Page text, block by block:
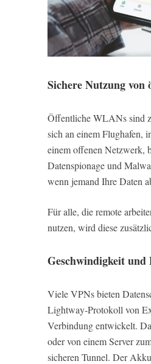
Sichere Nutzung
Öffentliche WLANs sind
sich an einem Flughafen,
einem offenen Netzwerk,
Datenspionage und
wenn jemand Ihre Daten
Für alle, die remote
nutzen, wird diese
Geschwindigkeit
Viele VPNs bieten
Lightway-Protokoll von
Verbindung entwickelt.
oder von einem Server
sicheren Tunnel. Der